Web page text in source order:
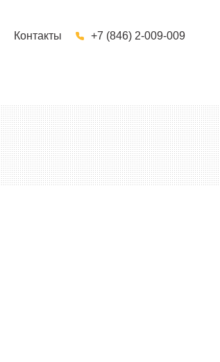
Контакты +7 (846) 2-009-009